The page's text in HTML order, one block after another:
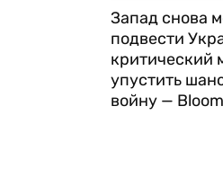
Запад снова
подвести
критический
упустить
войну —